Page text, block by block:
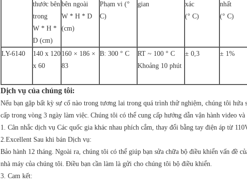
thước bên
trong
W * H *
D (cm)
bên ngoài
W * H * D
(cm)
Phạm vi (°
C)
gian
xác
(° C)
nhất
(° C)
LY-6140
140 x 120
x 60
160 × 186 ×
83
B: 300 ° C
RT ~ 100 ° C
Khoảng 10 phút
± 0,3 ± 1%
Dịch vụ của chúng tôi:
Nếu bạn gặp bất kỳ sự cố nào trong tương lai trong quá trình thử nghiệm, chúng tôi hứa
cấp trong vòng 3 ngày làm việc. Chúng tôi có thể cung cấp hướng dẫn vận hành video
1. Cân nhắc dịch vụ Các quốc gia khác nhau phích cắm, thay đổi bằng tay điện áp từ
2.Excellent Sau khi bán Dịch vụ:
Bảo hành 12 tháng. Ngoài ra, chúng tôi có thể giúp bạn sửa chữa bộ điều khiển vấn đề
nhà máy của chúng tôi. Điều bạn cần làm là gửi cho chúng tôi bộ điều khiển.
3. Cam kết: